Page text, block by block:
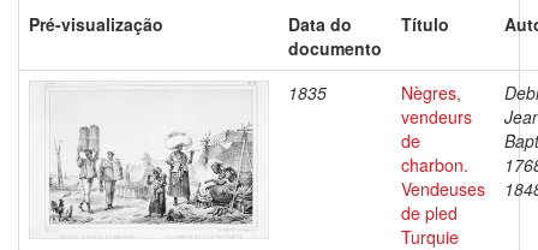
Pré-visualização
Data do
documento
Título
1835
Nègres,
vendeurs
de
charbon.
Vendeuses
de pled
Turquie